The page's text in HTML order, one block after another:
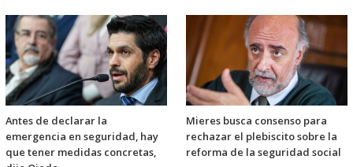
Antes de declarar la
emergencia en seguridad, hay
que tener medidas concretas,
Mieres busca consenso para
rechazar el plebiscito sobre la
reforma de la seguridad social